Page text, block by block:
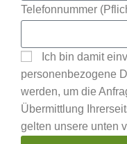
Telefonnummer
Ich bin damit
personenbezogene
werden, um die
Übermittlung
gelten unsere unten
dem
Videos
akzept
ieren
Sie die
schutz